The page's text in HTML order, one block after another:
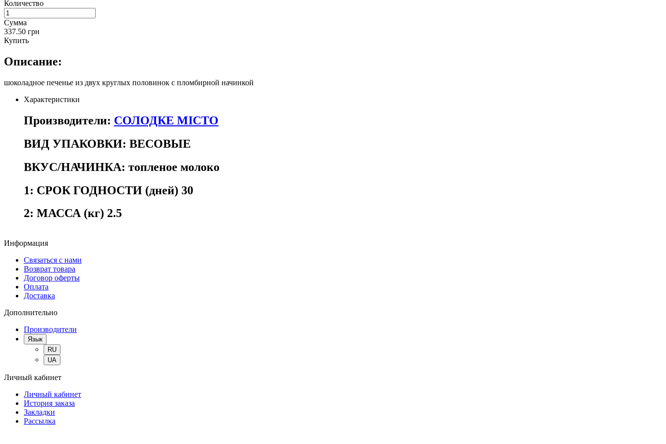
Количество
Сумма
337.50 грн
Купить
Описание:
шоколадное печенье из двух круглых половинок с пломбирной начинкой
Характеристики
Производители: СОЛОДКЕ МІСТО
ВИД УПАКОВКИ: ВЕСОВЫЕ
ВКУС/НАЧИНКА: топленое молоко
1: СРОК ГОДНОСТИ (дней) 30
2: МАССА (кг) 2.5
Информация
Связаться с нами
Возврат товара
Договор оферты
Оплата
Доставка
Дополнительно
Производители
Язык
RU
UA
Личный кабинет
Личный кабинет
История заказа
Закладки
Рассылка